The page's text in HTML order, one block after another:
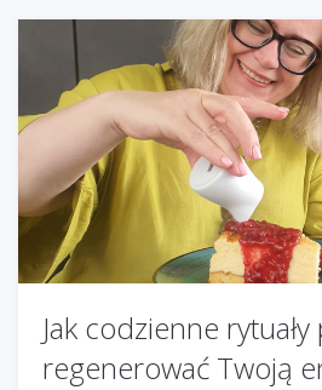
Jak codzienne
regenerować Twoją